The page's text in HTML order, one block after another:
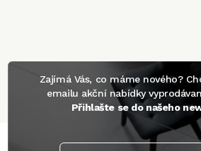
Zajímá Vás, co máme nového?
emailu akční nabídky
Přihlašte se do našeho